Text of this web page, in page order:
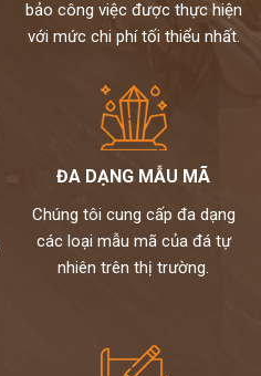
bảo công việc được thực hiện
với mức chi phí tối thiểu nhất.
ĐA DẠNG MẪU MÃ
Chúng tôi cung cấp đa dạng
các loại mẫu mã của đá tự
nhiên trên thị trường.